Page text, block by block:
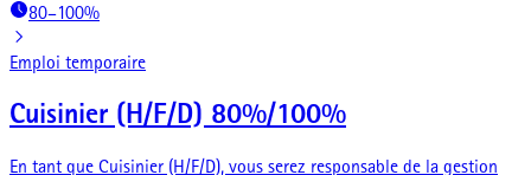
80–100%
Emploi temporaire
Cuisinier (H/F/D) 80%/100%
En tant que Cuisinier (H/F/D), vous serez responsable de la gestion